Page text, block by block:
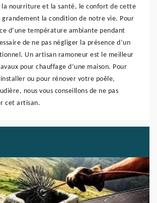
nourriture et la santé, le confort de cette
la condition de notre vie. Pour
d’une température ambiante pendant
de ne pas négliger la présence d’un
Un artisan ramoneur est le meilleur
pour chauffage d’une maison. Pour
ou pour rénover votre poêle,
nous vous conseillons de ne pas
cet artisan.